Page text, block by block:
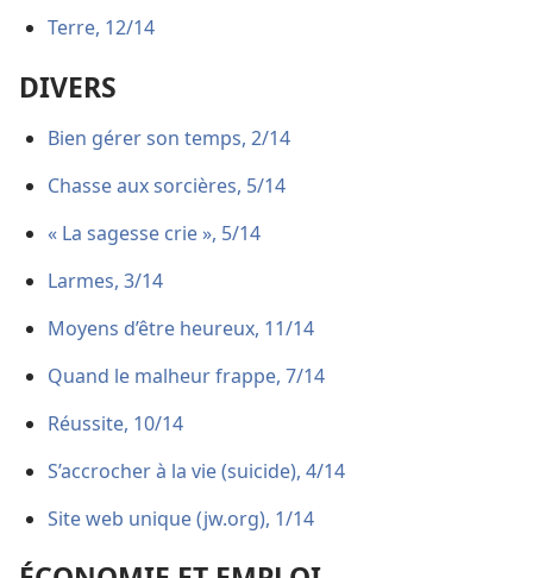
Terre, 12/14
DIVERS
Bien gérer son temps, 2/14
Chasse aux sorcières, 5/14
« La sagesse crie », 5/14
Larmes, 3/14
Moyens d’être heureux, 11/14
Quand le malheur frappe, 7/14
Réussite, 10/14
S’accrocher à la vie (suicide), 4/14
Site web unique (jw.org), 1/14